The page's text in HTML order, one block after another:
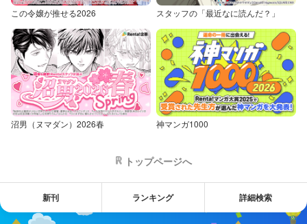
この令嬢が推せる2026 スタッフの「最近なに読んだ？」
沼男（ヌマダン）2026春 神マンガ1000
トップページへ
新刊 ランキング 詳細検索